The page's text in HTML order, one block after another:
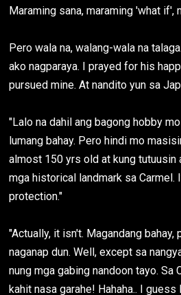
Maraming sana, maraming 'what if',
Pero wala na, walang-wala na
ako nagparaya. I prayed for his
pursued mine. At nandito yun sa
"Lalo na dahil ang bagong hobby
lumang bahay. Pero hindi mo
almost 150 yrs old at kung tutuusin
mga historical landmark sa Carmel.
protection."
"Actually, it isn't. Magandang
naganap dun. Well, except sa
nung mga gabing nandoon tayo. Sa
kahit nasa garahe! Hahaha.. I